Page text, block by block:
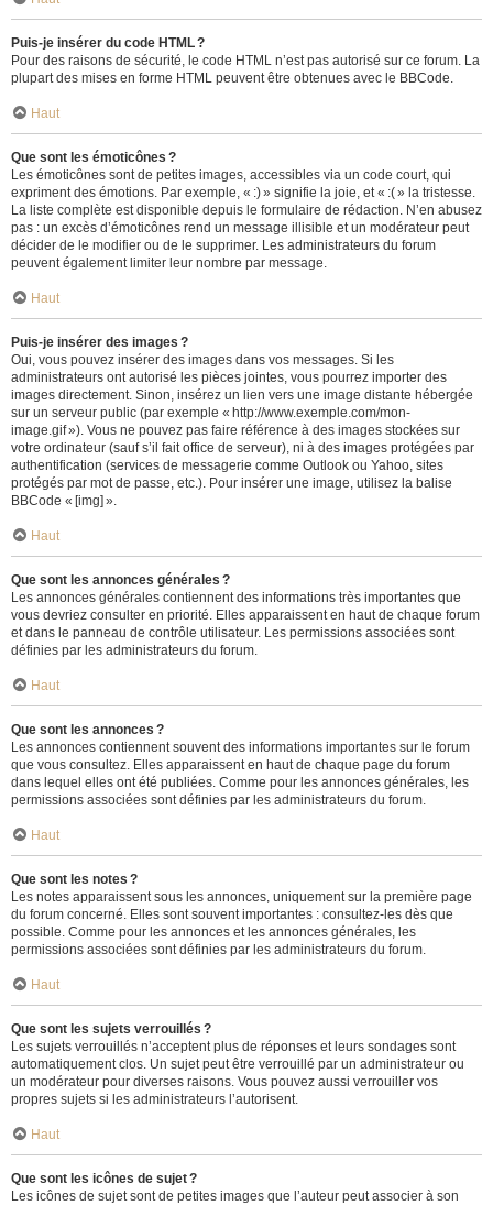
Puis-je insérer du code HTML ?
Pour des raisons de sécurité, le code HTML n’est pas autorisé sur ce forum. La
plupart des mises en forme HTML peuvent être obtenues avec le BBCode.
Haut
Que sont les émoticônes ?
Les émoticônes sont de petites images, accessibles via un code court, qui
expriment des émotions. Par exemple, « :) » signifie la joie, et « :( » la tristesse.
La liste complète est disponible depuis le formulaire de rédaction. N’en abusez
pas : un excès d’émoticônes rend un message illisible et un modérateur peut
décider de le modifier ou de le supprimer. Les administrateurs du forum
peuvent également limiter leur nombre par message.
Haut
Puis-je insérer des images ?
Oui, vous pouvez insérer des images dans vos messages. Si les
administrateurs ont autorisé les pièces jointes, vous pourrez importer des
images directement. Sinon, insérez un lien vers une image distante hébergée
sur un serveur public (par exemple « http://www.exemple.com/mon-
image.gif »). Vous ne pouvez pas faire référence à des images stockées sur
votre ordinateur (sauf s’il fait office de serveur), ni à des images protégées par
authentification (services de messagerie comme Outlook ou Yahoo, sites
protégés par mot de passe, etc.). Pour insérer une image, utilisez la balise
BBCode « [img] ».
Haut
Que sont les annonces générales ?
Les annonces générales contiennent des informations très importantes que
vous devriez consulter en priorité. Elles apparaissent en haut de chaque forum
et dans le panneau de contrôle utilisateur. Les permissions associées sont
définies par les administrateurs du forum.
Haut
Que sont les annonces ?
Les annonces contiennent souvent des informations importantes sur le forum
que vous consultez. Elles apparaissent en haut de chaque page du forum
dans lequel elles ont été publiées. Comme pour les annonces générales, les
permissions associées sont définies par les administrateurs du forum.
Haut
Que sont les notes ?
Les notes apparaissent sous les annonces, uniquement sur la première page
du forum concerné. Elles sont souvent importantes : consultez-les dès que
possible. Comme pour les annonces et les annonces générales, les
permissions associées sont définies par les administrateurs du forum.
Haut
Que sont les sujets verrouillés ?
Les sujets verrouillés n’acceptent plus de réponses et leurs sondages sont
automatiquement clos. Un sujet peut être verrouillé par un administrateur ou
un modérateur pour diverses raisons. Vous pouvez aussi verrouiller vos
propres sujets si les administrateurs l’autorisent.
Haut
Que sont les icônes de sujet ?
Les icônes de sujet sont de petites images que l’auteur peut associer à son